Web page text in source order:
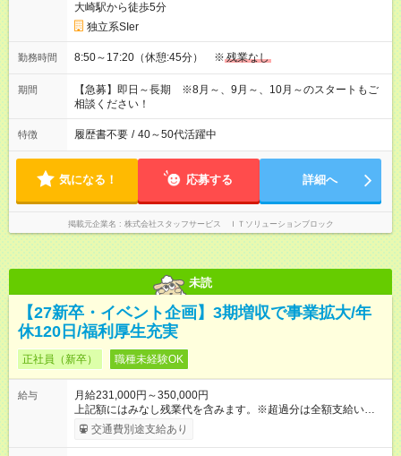
大崎駅から徒歩5分
独立系SIer
勤務時間 8:50～17:20（休憩:45分） ※ 残業なし
期間
【急募】即日～長期 ※8月～、9月～、10月～のスタートもご
相談ください！
特徴 履歴書不要 / 40～50代活躍中
気になる！ 応募する 詳細へ
掲載元企業名 株式会社スタッフサービス ＩＴソリューションブロック
未読
【27新卒・イベント企画】3期増収で事業拡大/年
休120日/福利厚生充実
正社員（新卒） 職種未経験OK
給与
月給231,000円～350,000円
上記額にはみなし残業代を含みます。※超過分は全額支給いたし
ます。 みなし残業代 24,000円 ～ 37,000円／月 みなし残業時
間 15時間／月 【給与】 月給： 大卒・院卒 ：243，000
交通費別途支給あり